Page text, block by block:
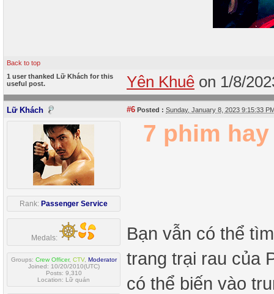
Back to top
1 user thanked Lữ Khách for this
useful post.
Yên Khuê on 1/8/
Lữ Khách #6 Posted : Sunday, January 8, 2023 9:15:33
Rank: Passenger Service
Medals:
Groups: Crew Officer, CTV, Moderator
Joined: 10/20/2010(UTC)
Posts: 9,310
Location: Lữ quán
7 phim
Bạn vẫn có thể
trang trại rau của
có thể biến vào